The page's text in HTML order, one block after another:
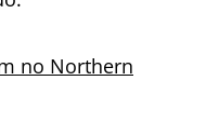
no Northern